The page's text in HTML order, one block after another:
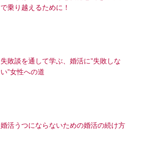
で乗り越えるために！
失敗談を通して学ぶ、婚活に”失敗しな
い”女性への道
婚活うつにならないための婚活の続け方